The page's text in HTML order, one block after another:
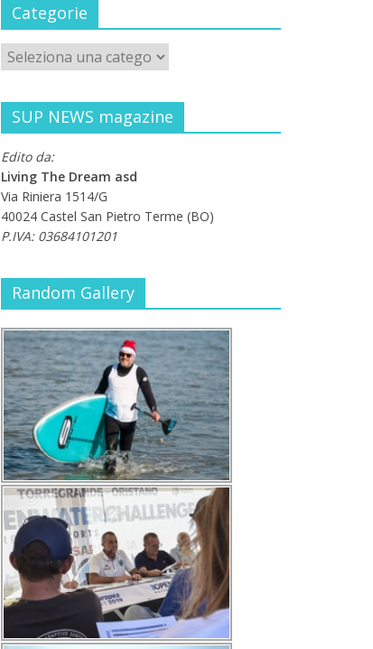
Categorie
SUP NEWS magazine
Edito da:
Living The Dream asd
Via Riniera 1514/G
40024 Castel San Pietro Terme (BO)
P.IVA: 03684101201
Random Gallery